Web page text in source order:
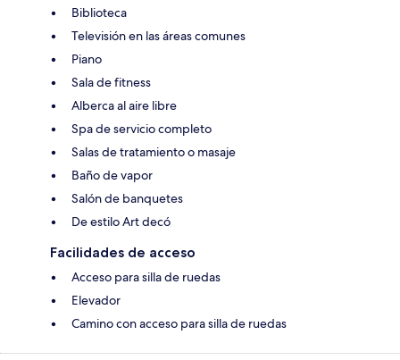
Biblioteca
Televisión en las áreas comunes
Piano
Sala de fitness
Alberca al aire libre
Spa de servicio completo
Salas de tratamiento o masaje
Baño de vapor
Salón de banquetes
De estilo Art decó
Facilidades de acceso
Acceso para silla de ruedas
Elevador
Camino con acceso para silla de ruedas